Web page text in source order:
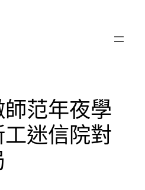
范年夜學
迷信院對